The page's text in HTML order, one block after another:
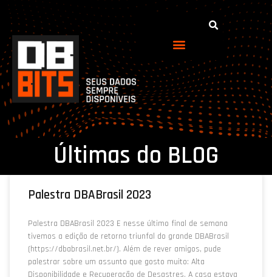
Últimas do BLOG
Palestra DBABrasil 2023
Palestra DBABrasil 2023 E nesse último final de semana
tivemos a edição de retorno triunfal do grande DBABrasil
(https://dbabrasil.net.br/). Além de rever amigos, pude
palestrar sobre um assunto que gosto muito: Alta
Disponibilidade e Recuperação de Desastres. A casa estava